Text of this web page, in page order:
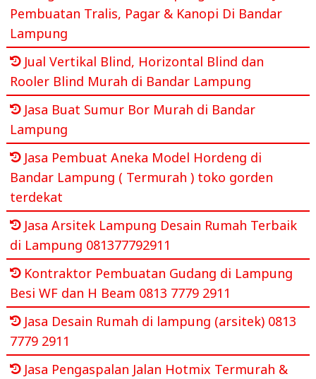
Pembuatan Tralis, Pagar & Kanopi Di Bandar
Lampung
Jual Vertikal Blind, Horizontal Blind dan
Rooler Blind Murah di Bandar Lampung
Jasa Buat Sumur Bor Murah di Bandar
Lampung
Jasa Pembuat Aneka Model Hordeng di
Bandar Lampung ( Termurah ) toko gorden
terdekat
Jasa Arsitek Lampung Desain Rumah Terbaik
di Lampung 081377792911
Kontraktor Pembuatan Gudang di Lampung
Besi WF dan H Beam 0813 7779 2911
Jasa Desain Rumah di lampung (arsitek) 0813
7779 2911
Jasa Pengaspalan Jalan Hotmix Termurah &